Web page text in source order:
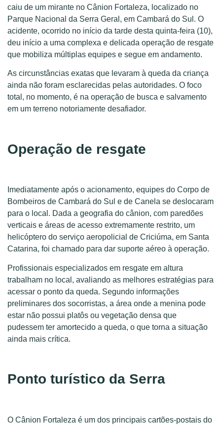
caiu de um mirante no Cânion Fortaleza, localizado no
Parque Nacional da Serra Geral, em Cambará do Sul. O
acidente, ocorrido no início da tarde desta quinta-feira (10),
deu início a uma complexa e delicada operação de resgate
que mobiliza múltiplas equipes e segue em andamento.
As circunstâncias exatas que levaram à queda da criança
ainda não foram esclarecidas pelas autoridades. O foco
total, no momento, é na operação de busca e salvamento
em um terreno notoriamente desafiador.
Operação de resgate
Imediatamente após o acionamento, equipes do Corpo de
Bombeiros de Cambará do Sul e de Canela se deslocaram
para o local. Dada a geografia do cânion, com paredões
verticais e áreas de acesso extremamente restrito, um
helicóptero do serviço aeropolicial de Criciúma, em Santa
Catarina, foi chamado para dar suporte aéreo à operação.
Profissionais especializados em resgate em altura
trabalham no local, avaliando as melhores estratégias para
acessar o ponto da queda. Segundo informações
preliminares dos socorristas, a área onde a menina pode
estar não possui platôs ou vegetação densa que
pudessem ter amortecido a queda, o que torna a situação
ainda mais crítica.
Ponto turístico da Serra
O Cânion Fortaleza é um dos principais cartões-postais do